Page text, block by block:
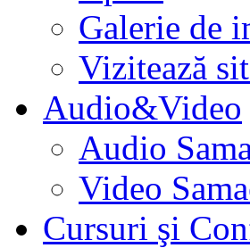
Galerie de
Vizitează
Audio&Video
Audio
Video
Cursuri şi